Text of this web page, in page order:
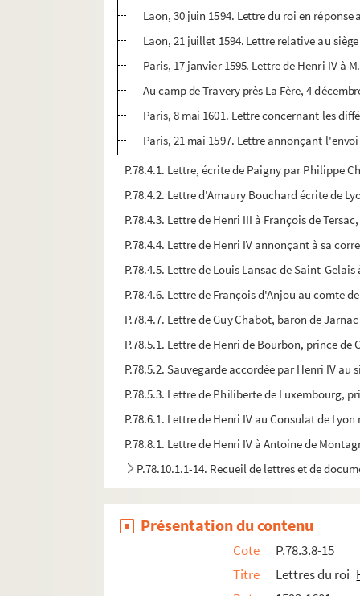
Laon, 30 juin 1594. Lettre du roi en
Laon, 21 juillet 1594. Lettre relative au
Paris, 17 janvier 1595. Lettre de Henri IV à
Au camp de Travery près La Fère, 4
Paris, 8 mai 1601. Lettre concernant les
Paris, 21 mai 1597. Lettre annonçant
P.78.4.1. Lettre, écrite de Paigny par Philippe
P.78.4.2. Lettre d'Amaury Bouchard écrite de
P.78.4.3. Lettre de Henri III à François de
P.78.4.4. Lettre de Henri IV annonçant à sa
P.78.4.5. Lettre de Louis Lansac de Saint-
P.78.4.6. Lettre de François d'Anjou au comte
P.78.4.7. Lettre de Guy Chabot, baron de
P.78.5.1. Lettre de Henri de Bourbon, prince
P.78.5.2. Sauvegarde accordée par Henri IV
P.78.5.3. Lettre de Philiberte de Luxembourg,
P.78.6.1. Lettre de Henri IV au Consulat de
P.78.8.1. Lettre de Henri IV à Antoine de
P.78.10.1.1-14. Recueil de lettres et de
P.78.11.2. Lettre du cardinal de Châtillon
P.78.11.3. Lettre de Gaspard de Coligny au
P.78.11.4. Lettre de François, duc d'Alençon
Présentation du contenu
Cote
P.78.3.8-15
Titre
Lettres du roi